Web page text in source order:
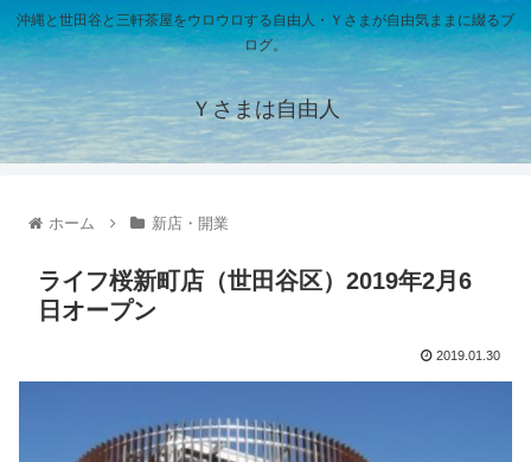
沖縄と世田谷と三軒茶屋をウロウロする自由人・Ｙさまが自由気ままに綴るブ
ログ。
Ｙさまは自由人
ホーム 新店・開業
ライフ桜新町店（世田谷区）2019年2月6
日オープン
2019.01.30